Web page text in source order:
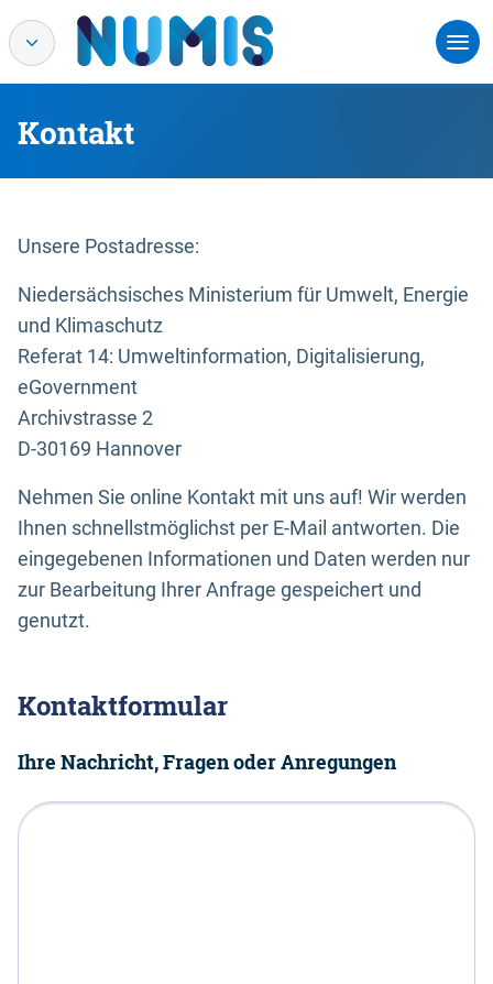
Kontakt
Unsere Postadresse:
Niedersächsisches Ministerium für Umwelt, Energie
und Klimaschutz
Referat 14: Umweltinformation, Digitalisierung,
eGovernment
Archivstrasse 2
D-30169 Hannover
Nehmen Sie online Kontakt mit uns auf! Wir werden
Ihnen schnellstmöglichst per E-Mail antworten. Die
eingegebenen Informationen und Daten werden nur
zur Bearbeitung Ihrer Anfrage gespeichert und
genutzt.
Kontaktformular
Ihre Nachricht, Fragen oder Anregungen